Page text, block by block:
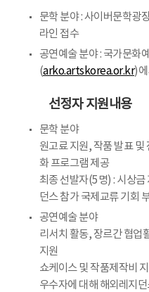
문학 분야 : 사이버문학광
라인 접수
공연예술 분야 : 국가문화
(arko.artskorea.or.kr)에
선정자 지원내용
문학 분야
원고료 지원, 작품 발표 및
화 프로그램 제공
최종 선발자(5명) : 시상금
던스 참가 국제교류 기회
공연예술 분야
리서치 활동, 장르간 협업
지원
쇼케이스 및 작품제작비
우수자에 대해 해외레지